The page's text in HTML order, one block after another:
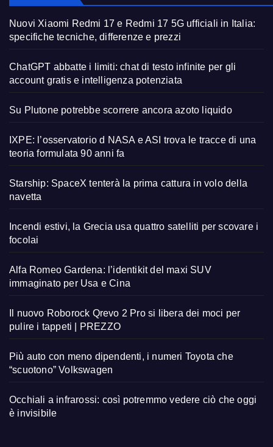
Nuovi Xiaomi Redmi 17 e Redmi 17 5G ufficiali in Italia:
specifiche tecniche, differenze e prezzi
ChatGPT abbatte i limiti: chat di testo infinite per gli
account gratis e intelligenza potenziata
Su Plutone potrebbe scorrere ancora azoto liquido
IXPE: l’osservatorio d NASA e ASI trova le tracce di una
teoria formulata 90 anni fa
Starship: SpaceX tenterà la prima cattura in volo della
navetta
Incendi estivi, la Grecia usa quattro satelliti per scovare i
focolai
Alfa Romeo Gardena: l’identikit del maxi SUV
immaginato per Usa e Cina
Il nuovo Roborock Qrevo 2 Pro si libera dei moci per
pulire i tappeti | PREZZO
Più auto con meno dipendenti, i numeri Toyota che
“scuotono” Volkswagen
Occhiali a infrarossi: così potremmo vedere ciò che oggi
è invisibile